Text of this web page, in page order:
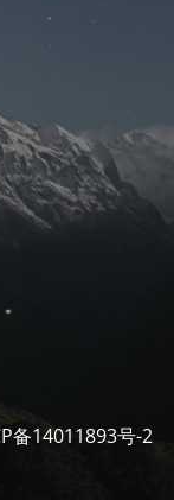
备14011893号-2